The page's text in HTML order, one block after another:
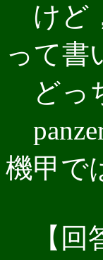
けど
って書
どっ
機甲で
【回